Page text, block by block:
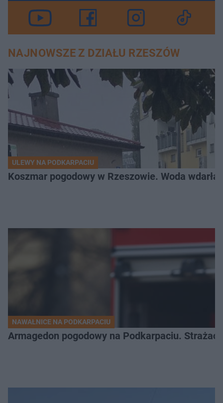
NAJNOWSZE Z DZIAŁU RZESZÓW
ULEWY NA PODKARPACIU
Koszmar pogodowy w Rzeszowie. Woda
NAWAŁNICE NA PODKARPACIU
Armagedon pogodowy na Podkarpaciu.